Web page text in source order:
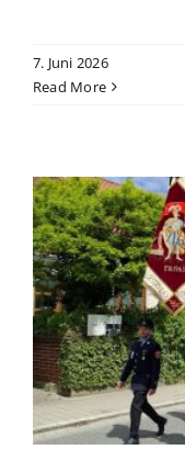
7. Juni 2026
Read More